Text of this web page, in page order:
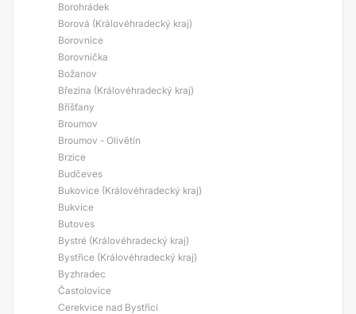
Borohrádek
Borová (Královéhradecký kraj)
Borovnice
Borovnička
Božanov
Březina (Královéhradecký kraj)
Bříšťany
Broumov
Broumov - Olivětín
Brzice
Budčeves
Bukovice (Královéhradecký kraj)
Bukvice
Butoves
Bystré (Královéhradecký kraj)
Bystřice (Královéhradecký kraj)
Byzhradec
Častolovice
Cerekvice nad Bystřicí